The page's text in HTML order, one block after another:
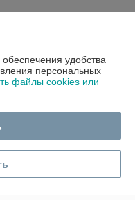
района
удобства
персональных
файлы cookies или